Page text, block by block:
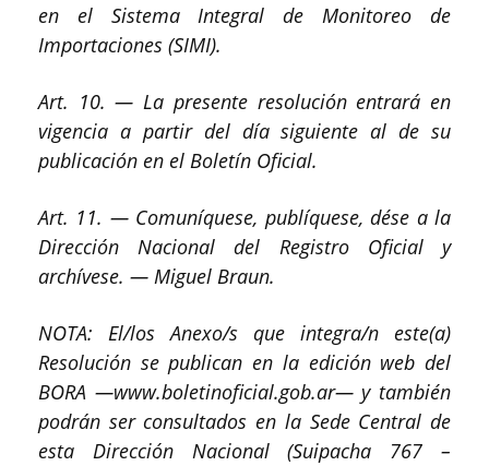
en el Sistema Integral de Monitoreo de
Importaciones (SIMI).
Art. 10. — La presente resolución entrará en
vigencia a partir del día siguiente al de su
publicación en el Boletín Oficial.
Art. 11. — Comuníquese, publíquese, dése a la
Dirección Nacional del Registro Oficial y
archívese. — Miguel Braun.
NOTA: El/los Anexo/s que integra/n este(a)
Resolución se publican en la edición web del
BORA —www.boletinoficial.gob.ar— y también
podrán ser consultados en la Sede Central de
esta Dirección Nacional (Suipacha 767 –